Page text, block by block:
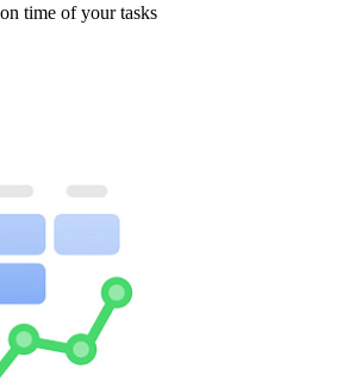
time of your tasks